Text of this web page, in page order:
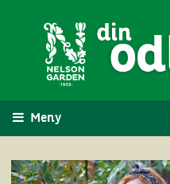
Meny